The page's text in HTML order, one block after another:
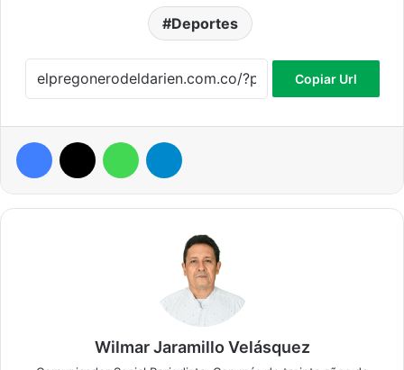
Deportes
Copiar Url
Facebook WhatsApp
Wilmar Jaramillo Velásquez